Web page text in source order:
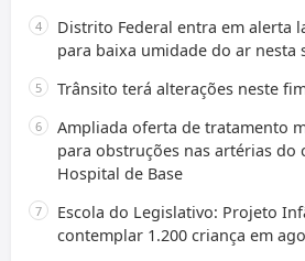
Distrito Federal entra em alerta
para baixa umidade do ar nesta
Trânsito terá alterações neste
Ampliada oferta de tratamento
para obstruções nas artérias do
Hospital de Base
Escola do Legislativo: Projeto
contemplar 1.200 criança em